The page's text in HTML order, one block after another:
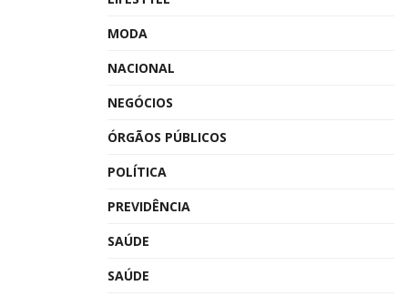
MODA
NACIONAL
NEGÓCIOS
ÓRGÃOS PÚBLICOS
POLÍTICA
PREVIDÊNCIA
SAÚDE
SAÚDE